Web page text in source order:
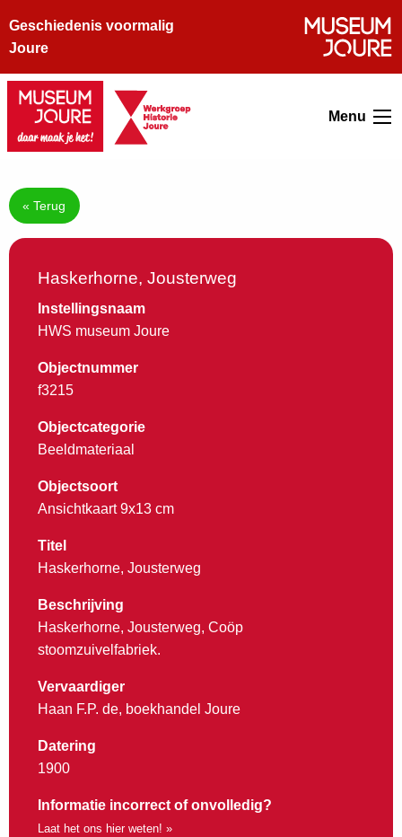
Geschiedenis voormalig
Joure
Menu
« Terug
Haskerhorne, Jousterweg
Instellingsnaam
HWS museum Joure
Objectnummer
f3215
Objectcategorie
Beeldmateriaal
Objectsoort
Ansichtkaart 9x13 cm
Titel
Haskerhorne, Jousterweg
Beschrijving
Haskerhorne, Jousterweg, Coöp
stoomzuivelfabriek.
Vervaardiger
Haan F.P. de, boekhandel Joure
Datering
1900
Informatie incorrect of onvolledig?
Laat het ons hier weten! »